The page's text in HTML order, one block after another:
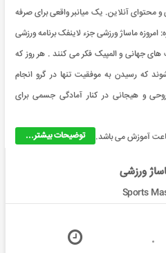
محتوای آنلاین. یک میانبر واقعی برای صرفه
امروزه ماساژ ورزشی جزء لاینفک برنامه ورزشی
جهانی و المپیک فکر می کنند . هر روز که
که رسیدن به موفقیت تنها در گرو انجام
و هیجانی در کنار آمادگی جسمی برای
توضیحات بیشتر...
ورزشی
Sports